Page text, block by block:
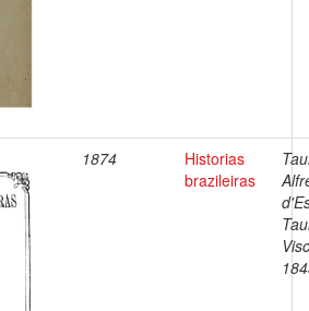
1874
Historias
brazileiras